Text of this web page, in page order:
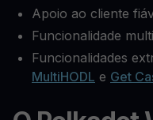
Apoio ao cliente
Funcionalidade
Funcionalidades
MultiHODL e Get